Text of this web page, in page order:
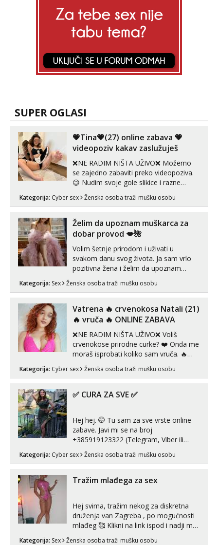
SUPER OGLASI
💗Tina💗(27) online zabava 💗
videopoziv kakav zaslužuješ
❌NE RADIM NIŠTA UŽIVO❌ Možemo
se zajedno zabaviti preko videopoziva.
😉 Nudim svoje gole slikice i razne
videouradke. 🤩 Za online zabavu pošalji
poruku na Whatsapp, Telegram ili Viber.
autentičnosti možeš me vidjeti na
videopozivu. 😉 S vama sam vec 5 ...
Kategorija: Cyber sex Ženska osoba traži mušku osobu
Želim da upoznam muškarca za
dobar provod 💋🌺
Volim šetnje prirodom i uživati u
svakom danu svog života. Ja sam vrlo
pozitivna žena i želim da upoznam
može i nešto više.💋🌺 Klikni na link
Kategorija: Sex Ženska osoba traži mušku osobu
Vatrena ‎️‍🔥 crvenokosa Natali (21)
‎️‍🔥 vruča‎ ️‍🔥 ONLINE ZABAVA
❌NE RADIM NIŠTA UŽIVO❌ Voliš
crvenokose prirodne curke? ❤️ Onda me
moraš isprobati koliko sam vruča.‎ ️‍🔥
MLADA vražica koja ima 100%
prorodne grudi, 💦 Misli su mi uvijek
U mojoj raznolikoj ponudi možeš
Kategorija: Cyber sex Ženska osoba traži mušku osobu
✅ CURA ZA SVE ✅
Hej hej. 🤭 Tu sam za sve vrste online
zabave. Javi mi se na broj
+385919123322 (Telegram, Viber ili
Whatsapp). 🤙 NE javljaj se na uzivo.
Hvala.
Kategorija: Cyber sex Ženska osoba traži mušku osobu
Tražim mlađega za sex
Hej svima, tražim nekog za diskretna
druženja van Zagreba , po mogućnosti
mlađeg 🥰 Klikni na link ispod i nadji me
Kategorija: Sex Ženska osoba traži mušku osobu